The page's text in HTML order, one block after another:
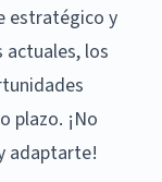
estratégico y
actuales, los
plazo. ¡No
adaptarte!